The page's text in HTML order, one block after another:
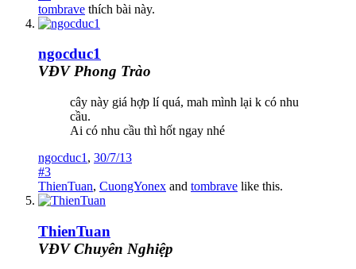
tombrave thích bài này.
ngocduc1
VĐV Phong Trào
cây này giá hợp lí quá, mah mình lại k có nhu
cầu.
Ai có nhu cầu thì hốt ngay nhé
ngocduc1 , 30/7/13
#3
ThienTuan, CuongYonex and tombrave like this.
ThienTuan
VĐV Chuyên Nghiệp